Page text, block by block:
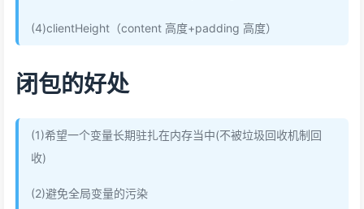
(4)clientHeight（content 高度+padding 高度）
闭包的好处
(1)希望一个变量长期驻扎在内存当中(不被垃圾回收机制回
收)
(2)避免全局变量的污染